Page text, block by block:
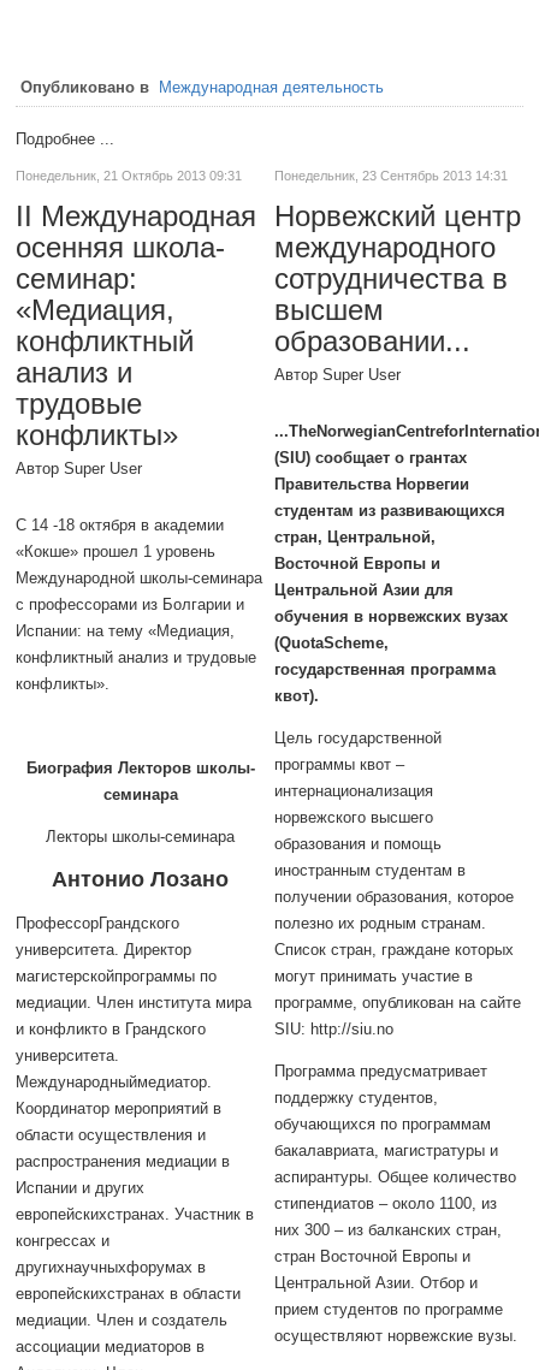
Опубликовано в Международная деятельность
Подробнее ...
Понедельник, 21 Октябрь 2013 09:31
II Международная
осенняя школа-
семинар:
«Медиация,
конфликтный
анализ и
трудовые
конфликты»
Автор Super User
С 14 -18 октября в академии
«Кокше» прошел 1 уровень
Международной школы-семинара
с профессорами из Болгарии и
Испании: на тему «Медиация,
конфликтный анализ и трудовые
конфликты».
Биография Лекторов школы-
семинара
Лекторы школы-семинара
Антонио Лозано
ПрофессорГрандского
университета. Директор
магистерскойпрограммы по
медиации. Член института мира
и конфликто в Грандского
университета.
Международныймедиатор.
Координатор мероприятий в
области осуществления и
распространения медиации в
Испании и других
европейскихстранах. Участник в
конгрессах и
другихнаучныхфорумах в
европейскихстранах в области
медиации. Член и создатель
ассоциации медиаторов в
Понедельник, 23 Сентябрь 2013 14:31
Норвежский центр
международного
сотрудничества в
высшем
образовании...
Автор Super User
(SIU) сообщает о грантах
Правительства Норвегии
студентам из развивающихся
стран, Центральной,
Восточной Европы и
Центральной Азии для
обучения в норвежских вузах
(QuotaScheme,
государственная программа
квот).
Цель государственной
программы квот –
интернационализация
норвежского высшего
образования и помощь
иностранным студентам в
получении образования, которое
полезно их родным странам.
Список стран, граждане которых
могут принимать участие в
программе, опубликован на сайте
SIU: http://siu.no
Программа предусматривает
поддержку студентов,
обучающихся по программам
бакалавриата, магистратуры и
аспирантуры. Общее количество
стипендиатов – около 1100, из
них 300 – из балканских стран,
стран Восточной Европы и
Центральной Азии. Отбор и
прием студентов по программе
осуществляют норвежские вузы.